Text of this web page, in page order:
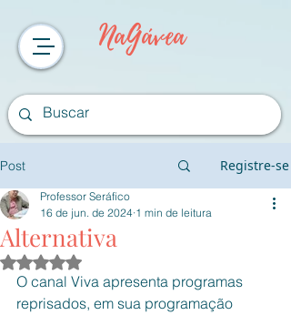
NaGávea
Post Registre-se
Alternativa
Professor Seráfico
16 de jun. de 2024 1 min de leitura
Avaliado com NaN de 5 estrelas.
O canal Viva apresenta programas
reprisados, em sua programação